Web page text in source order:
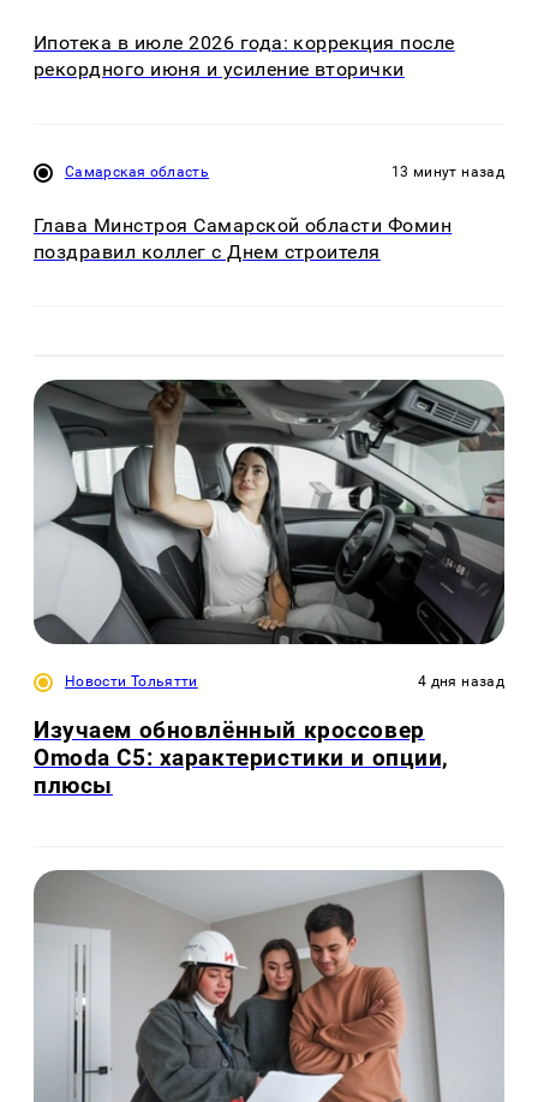
Ипотека в июле 2026 года: коррекция после
рекордного июня и усиление вторички
Самарская область 13 минут назад
Глава Минстроя Самарской области Фомин
поздравил коллег с Днем строителя
Новости Тольятти 4 дня назад
Изучаем обновлённый кроссовер
Omoda C5: характеристики и опции,
плюсы